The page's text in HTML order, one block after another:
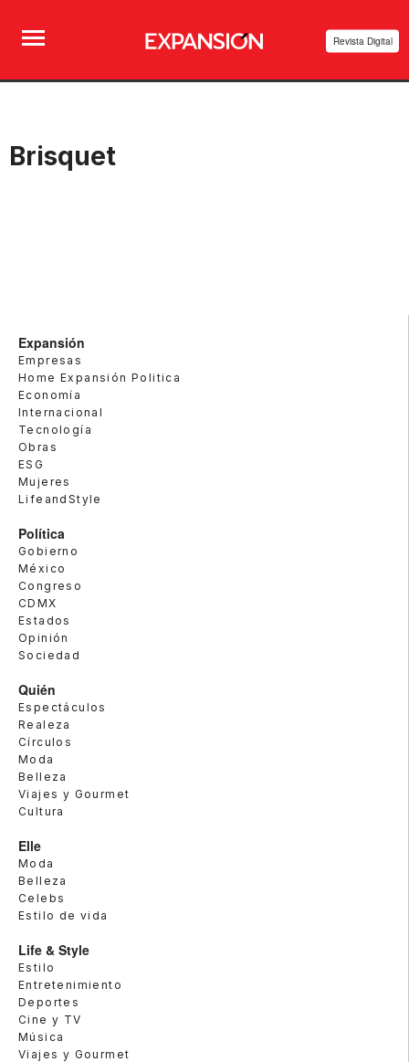
Revista Digital
Brisquet
Expansión
Empresas
Home Expansión Politica
Economía
Internacional
Tecnología
Obras
ESG
Mujeres
LifeandStyle
Política
Gobierno
México
Congreso
CDMX
Estados
Opinión
Sociedad
Quién
Espectáculos
Realeza
Círculos
Moda
Belleza
Viajes y Gourmet
Cultura
Elle
Moda
Belleza
Celebs
Estilo de vida
Life & Style
Estilo
Entretenimiento
Deportes
Cine y TV
Música
Viajes y Gourmet